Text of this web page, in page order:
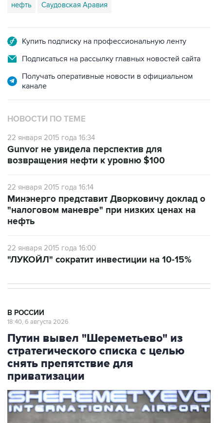
нефть Саудовская Аравия
Купить подписку на профессиональную ленту
Подписаться на рассылку главных новостей сайта
Получать оперативные новости в официальном
канале
НОВОСТИ ПО ТЕМЕ
22 января 2015 года 16:34
Gunvor не увидела перспектив для
возвращения нефти к уровню $100
22 января 2015 года 16:14
Минэнерго представит Дворковичу доклад о
"налоговом маневре" при низких ценах на
нефть
22 января 2015 года 16:00
"ЛУКОЙЛ" сократит инвестиции на 10-15%
В РОССИИ
18:40, 6 августа 2026
Путин вывел "Шереметьево" из
стратегического списка с целью
снять препятствие для
приватизации